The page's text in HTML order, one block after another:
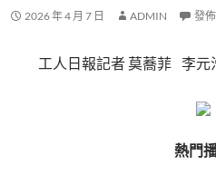
2026 年 4 月 7 日 ADMIN 發
工人日報記者 莫蕎菲 李元
熱門